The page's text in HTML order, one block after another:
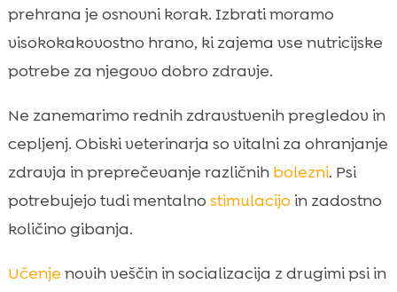
prehrana je osnovni korak. Izbrati moramo
visokokakovostno hrano, ki zajema vse nutricijske
potrebe za njegovo dobro zdravje.
Ne zanemarimo rednih zdravstvenih pregledov in
cepljenj. Obiski veterinarja so vitalni za ohranjanje
zdravja in preprečevanje različnih bolezni. Psi
potrebujejo tudi mentalno stimulacijo in zadostno
količino gibanja.
Učenje novih veščin in socializacija z drugimi psi in